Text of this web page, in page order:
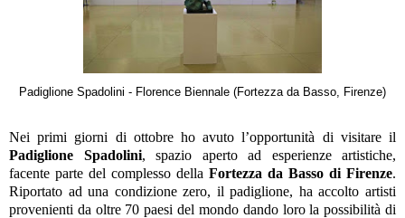
Padiglione Spadolini - Florence Biennale (Fortezza da Basso, Firenze)
Nei primi giorni di ottobre ho avuto l’opportunità di visitare il
Padiglione Spadolini, spazio aperto ad esperienze artistiche,
facente parte del complesso della Fortezza da Basso di Firenze.
Riportato ad una condizione zero, il padiglione, ha accolto artisti
provenienti da oltre 70 paesi del mondo dando loro la possibilità di